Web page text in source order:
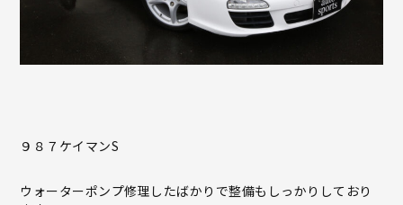
９８７ケイマンS
ウォーターポンプ修理したばかりで整備もしっかりしており